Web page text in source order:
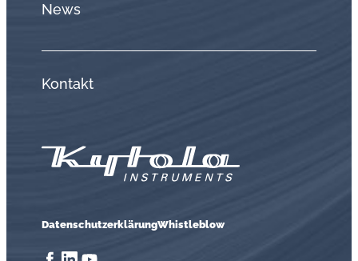
News
Kontakt
DatenschutzerklärungWhistleblow